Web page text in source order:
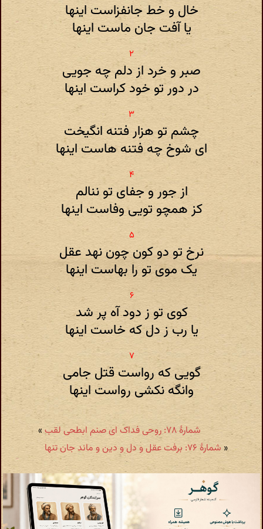
خال و خط جانفزاست اینها
یا آفت جان ماست اینها
صبر و خرد از دلم چه جویی
در دور تو خود کراست اینها
چشم تو هزار فتنه انگیخت
ای شوخ چه فتنه هاست اینها
از جور و جفای تو ننالم
کز همچو تویی وفاست اینها
نرخ تو دو کون چون نهد عقل
یک موی تو را بهاست اینها
کوی تو ز دود آه پر شد
یا رب ز دل که خاست اینها
گویی که رواست قتل جامی
وانگه نکشی رواست اینها
شمارهٔ ۷۸: روحی فداک ای صنم ابطحی لقب
»
« شمارهٔ ۷۶: برفت عقل و دل و دین و ماند جان تنها